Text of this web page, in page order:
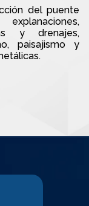
del puente
y drenajes,
paisajismo y